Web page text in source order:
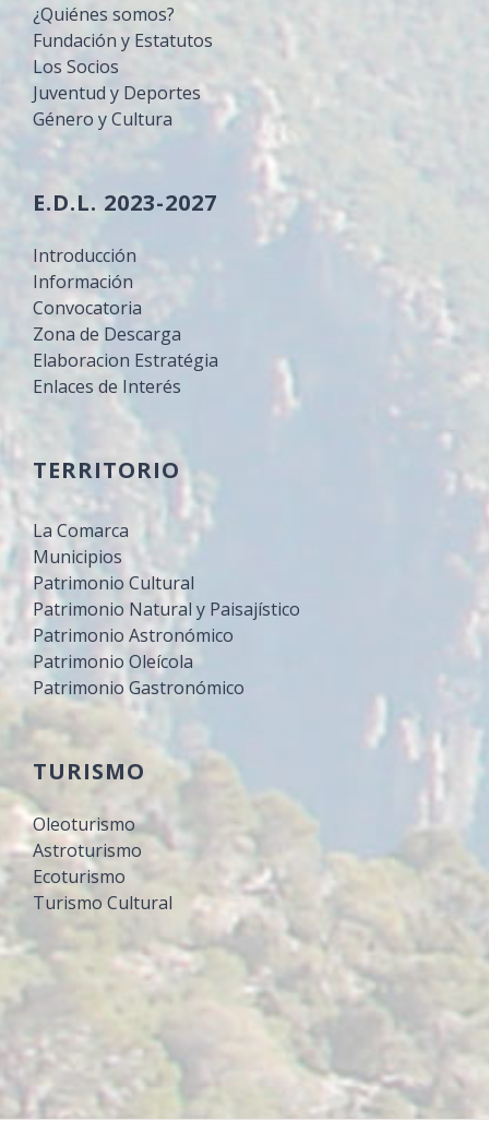
¿Quiénes somos?
Fundación y Estatutos
Los Socios
Juventud y Deportes
Género y Cultura
E.D.L. 2023-2027
Introducción
Información
Convocatoria
Zona de Descarga
Elaboracion Estratégia
Enlaces de Interés
TERRITORIO
La Comarca
Municipios
Patrimonio Cultural
Patrimonio Natural y Paisajístico
Patrimonio Astronómico
Patrimonio Oleícola
Patrimonio Gastronómico
TURISMO
Oleoturismo
Astroturismo
Ecoturismo
Turismo Cultural